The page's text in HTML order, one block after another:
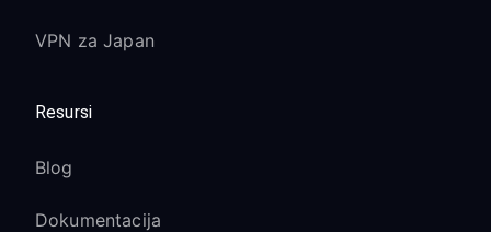
VPN za Japan
Resursi
Blog
Dokumentacija